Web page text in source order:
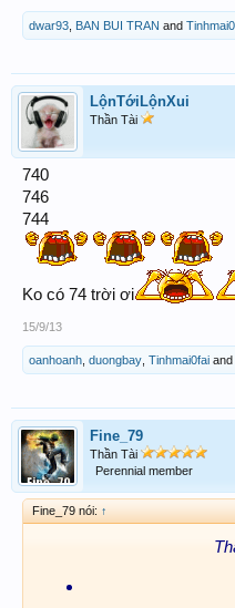
dwar93 BAN BUI TRAN and
LộnTớiLộnXui
Thần Tài
740
746
744
Ko có 74 trời ơi
15/9/13
oanhoanh duongbay Tinhmai0fai and
Fine_79
Thần Tài
Perennial member
Fine_79 nói: ↑